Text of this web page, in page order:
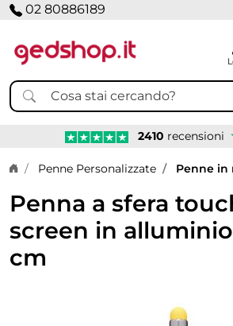
02 80886189
2410 recensioni
Home page
Penne Personalizzate Penne in
Penna a sfera
screen in
cm